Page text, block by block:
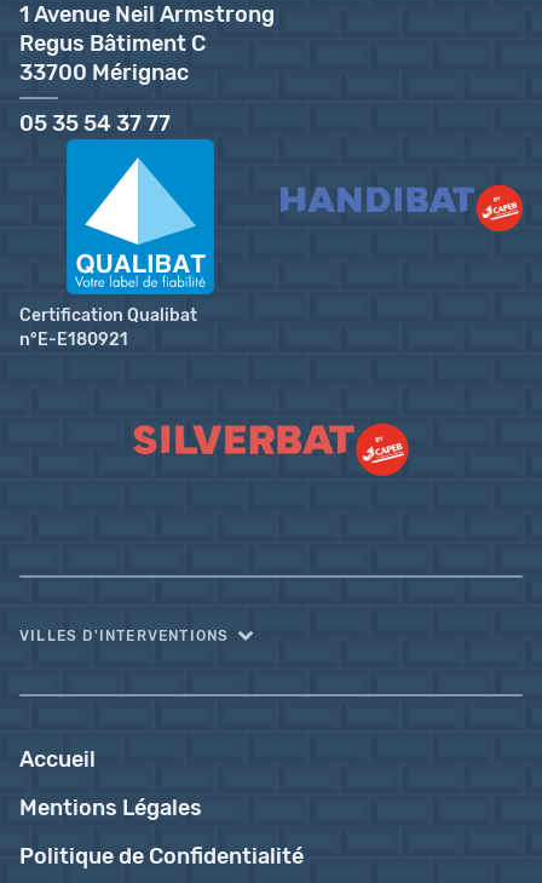
1 Avenue Neil Armstrong
Regus Bâtiment C
33700 Mérignac
05 35 54 37 77
Certification Qualibat
n°E-E180921
VILLES D'INTERVENTIONS
Accueil
Mentions Légales
Politique de Confidentialité